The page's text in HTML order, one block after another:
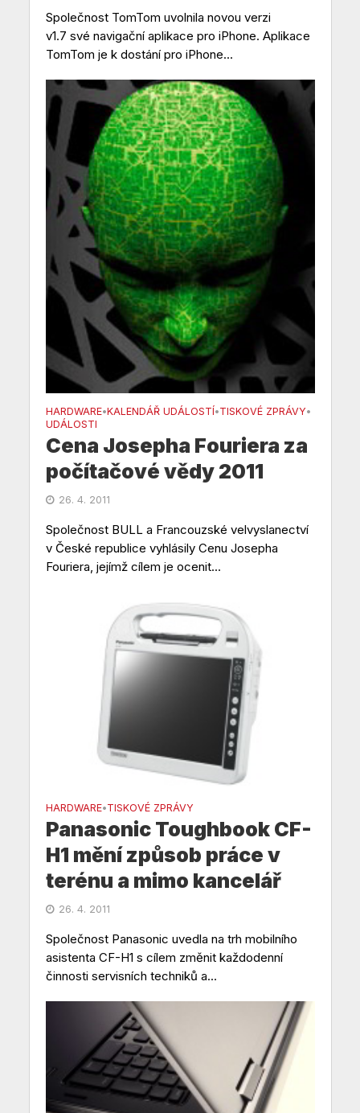
Společnost TomTom uvolnila novou verzi
v1.7 své navigační aplikace pro iPhone. Aplikace
TomTom je k dostání pro iPhone...
HARDWARE•KALENDÁŘ UDÁLOSTÍ•TISKOVÉ ZPRÁVY•
UDÁLOSTI
Cena Josepha Fouriera za
počítačové vědy 2011
26. 4. 2011
Společnost BULL a Francouzské velvyslanectví
v České republice vyhlásily Cenu Josepha
Fouriera, jejímž cílem je ocenit...
HARDWARE•TISKOVÉ ZPRÁVY
Panasonic Toughbook CF-
H1 mění způsob práce v
terénu a mimo kancelář
26. 4. 2011
Společnost Panasonic uvedla na trh mobilního
asistenta CF-H1 s cílem změnit každodenní
činnosti servisních techniků a...